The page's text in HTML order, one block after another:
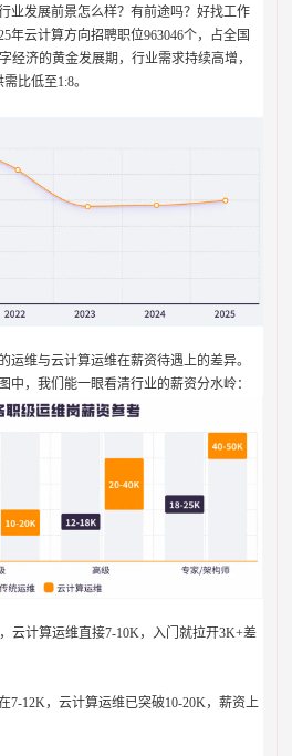
业发展前景怎么样？有前途吗？好找工作
年云计算方向招聘职位963046个，占全国
经济的黄金发展期，行业需求持续高增，
比低至1:8。
运维与云计算运维在薪资待遇上的差异。
中，我们能一眼看清行业的薪资分水岭：
云计算运维直接7-10K，入门就拉开3K+差
7-12K，云计算运维已突破10-20K，薪资上